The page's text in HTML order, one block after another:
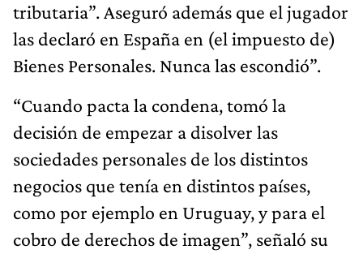
tributaria”. Aseguró además que el jugador
las declaró en España en (el impuesto de)
Bienes Personales. Nunca las escondió”.
“Cuando pacta la condena, tomó la
decisión de empezar a disolver las
sociedades personales de los distintos
negocios que tenía en distintos países,
como por ejemplo en Uruguay, y para el
cobro de derechos de imagen”, señaló su